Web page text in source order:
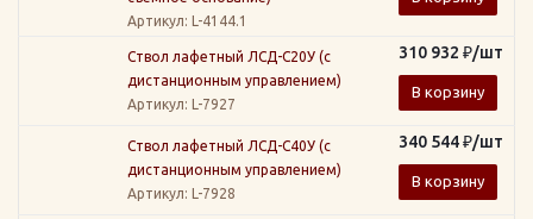
Артикул: L-4144.1
Ствол лафетный ЛСД-С20У (с
дистанционным управлением)
Артикул: L-7927
310 932 ₽/шт
В корзину
Ствол лафетный ЛСД-С40У (с
дистанционным управлением)
Артикул: L-7928
340 544₽/шт
В корзину